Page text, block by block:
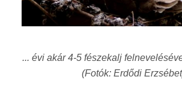
... évi akár 4-5 fészekalj
(Fotók: Erdődi